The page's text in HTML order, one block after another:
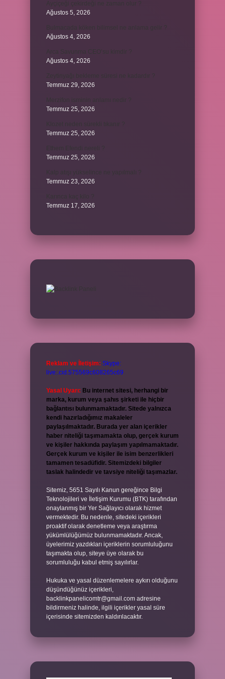
Ağustos 5, 2026
Ağustos 4, 2026
Ağustos 4, 2026
Temmuz 29, 2026
Temmuz 25, 2026
Temmuz 25, 2026
Temmuz 25, 2026
Temmuz 23, 2026
Temmuz 17, 2026
Reklam ve İletişim: Skype:
live:.cid.575569c608265c69
Yasal Uyarı: Bu internet sitesi, herhangi bir
marka, kurum veya şahıs şirketi ile hiçbir
bağlantısı bulunmamaktadır. Sitede yalnızca
kendi hazırladığımız makaleler
paylaşılmaktadır. Burada yer alan içerikler
haber niteliği taşımamakta olup, gerçek kurum
ve kişiler hakkında paylaşım yapılmamaktadır.
Gerçek kurum ve kişiler ile isim benzerlikleri
tamamen tesadüfidir. Sitemizdeki bilgiler
taslak halindedir ve tavsiye niteliği taşımazlar.
Sitemiz, 5651 Sayılı Kanun gereğince Bilgi
Teknolojileri ve İletişim Kurumu (BTK) tarafından
onaylanmış bir Yer Sağlayıcı olarak hizmet
vermektedir. Bu nedenle, sitedeki içerikleri
proaktif olarak denetleme veya araştırma
yükümlülüğümüz bulunmamaktadır. Ancak,
üyelerimiz yazdıkları içeriklerin sorumluluğunu
taşımakta olup, siteye üye olarak bu
sorumluluğu kabul etmiş sayılırlar.
Hukuka ve yasal düzenlemelere aykırı olduğunu
düşündüğünüz içerikleri,
backlinkpanelicomtr@gmail.com adresine
bildirmeniz halinde, ilgili içerikler yasal süre
içerisinde sitemizden kaldırılacaktır.